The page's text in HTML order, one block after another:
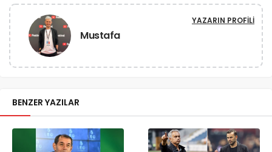
Mustafa
YAZARIN PROFILI
BENZER YAZILAR